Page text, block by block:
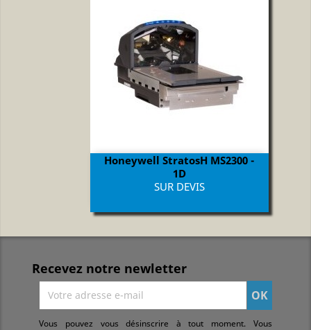
Honeywell StratosH MS2300 -
1D
Prix
SUR DEVIS
Recevez notre newletter
Vous pouvez vous désinscrire à tout moment. Vous